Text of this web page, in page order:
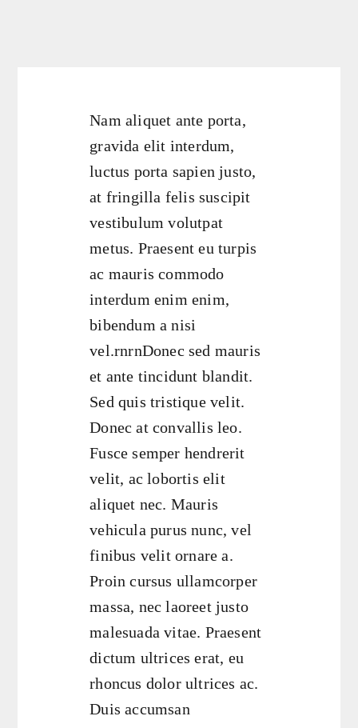
Nam aliquet ante porta,
gravida elit interdum,
luctus porta sapien justo,
at fringilla felis suscipit
vestibulum volutpat
metus. Praesent eu turpis
ac mauris commodo
interdum enim enim,
bibendum a nisi
vel.rnrnDonec sed mauris
et ante tincidunt blandit.
Sed quis tristique velit.
Donec at convallis leo.
Fusce semper hendrerit
velit, ac lobortis elit
aliquet nec. Mauris
vehicula purus nunc, vel
finibus velit ornare a.
Proin cursus ullamcorper
massa, nec laoreet justo
malesuada vitae. Praesent
dictum ultrices erat, eu
rhoncus dolor ultrices ac.
Duis accumsan